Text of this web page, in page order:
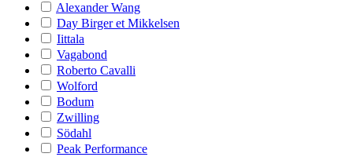
Alexander Wang
Day Birger et Mikkelsen
Iittala
Vagabond
Roberto Cavalli
Wolford
Bodum
Zwilling
Södahl
Peak Performance